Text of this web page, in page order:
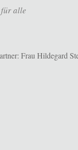
für alle
Frau Hildegard